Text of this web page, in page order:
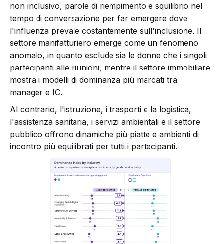
non inclusivo, parole di riempimento e squilibrio nel
tempo di conversazione per far emergere dove
l'influenza prevale costantemente sull'inclusione. Il
settore manifatturiero emerge come un fenomeno
anomalo, in quanto esclude sia le donne che i singoli
partecipanti alle riunioni, mentre il settore immobiliare
mostra i modelli di dominanza più marcati tra
manager e IC.
Al contrario, l'istruzione, i trasporti e la logistica,
l'assistenza sanitaria, i servizi ambientali e il settore
pubblico offrono dinamiche più piatte e ambienti di
incontro più equilibrati per tutti i partecipanti.